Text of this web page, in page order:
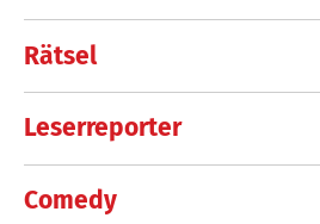
Rätsel
Leserreporter
Comedy